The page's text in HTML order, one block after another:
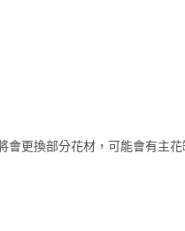
會更換部分花材，可能會有主